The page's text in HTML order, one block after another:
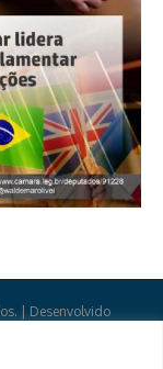
| Desenvolvido